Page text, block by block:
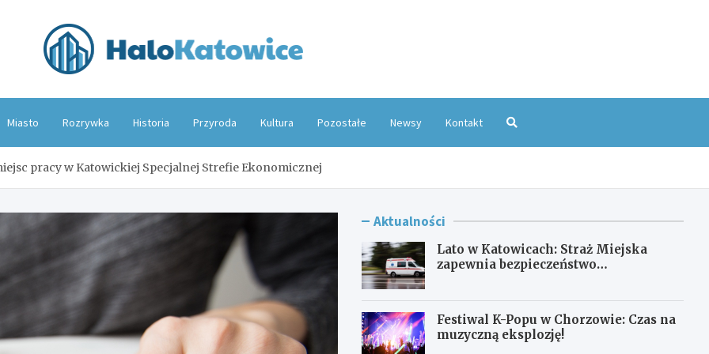
Miasto Rozrywka Historia Przyroda Kultura Pozostałe Newsy Kontakt
pracy w Katowickiej Specjalnej Strefie Ekonomicznej
Aktualności
Lato w Katowicach: Straż Miejska
zapewnia bezpieczeństwo
Festiwal K-Popu w Chorzowie: Czas na
muzyczną eksplozję!